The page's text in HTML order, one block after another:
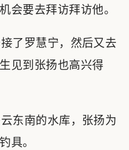
会要去拜访拜访他。
了罗慧宁，然后又去
见到张扬也高兴得
东南的水库，张扬为
具。